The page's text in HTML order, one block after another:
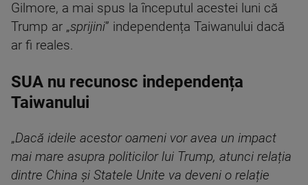
Gilmore, a mai spus la începutul acestei luni că
Trump ar „sprijini” independența Taiwanului dacă
ar fi reales.
SUA nu recunosc independența
Taiwanului
„Dacă ideile acestor oameni vor avea un impact
mai mare asupra politicilor lui Trump, atunci relația
dintre China și Statele Unite va deveni o relație